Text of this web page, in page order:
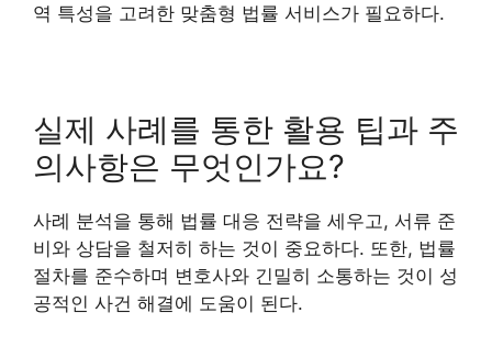
역 특성을 고려한 맞춤형 법률 서비스가 필요하다.
실제 사례를 통한 활용 팁과 주
의사항은 무엇인가요?
사례 분석을 통해 법률 대응 전략을 세우고, 서류 준
비와 상담을 철저히 하는 것이 중요하다. 또한, 법률
절차를 준수하며 변호사와 긴밀히 소통하는 것이 성
공적인 사건 해결에 도움이 된다.